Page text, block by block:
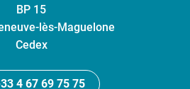
BP 15
lès-Maguelone
Cedex
4 67 69 75 75